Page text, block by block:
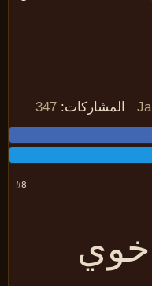
المشاركات: 347